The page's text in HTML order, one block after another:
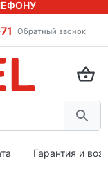
Обратный звонок
Гарантия и